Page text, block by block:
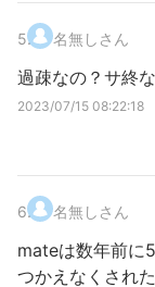
5. 名無しさん
過疎なの？サ終
2023/07/15 08:22:18
6. 名無しさん
mateは数年前に
つかえなくされ